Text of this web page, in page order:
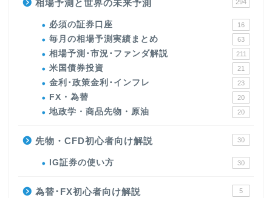
相場予測と世界の未来予測 294
必須の証券口座 16
毎月の相場予測実績まとめ 63
相場予測･市況･ファンダ解説 211
米国債券投資 21
金利･政策金利･インフレ 23
FX・為替 20
地政学・商品先物・原油 20
先物・CFD初心者向け解説 30
IG証券の使い方 30
為替･FX初心者向け解説 5